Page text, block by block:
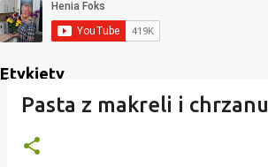
Etykiety
Pasta z makreli i chrzanu